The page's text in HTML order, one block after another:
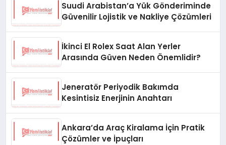
Suudi Arabistan’a Yük Gönderiminde
Güvenilir Lojistik ve Nakliye Çözümleri
İkinci El Rolex Saat Alan Yerler
Arasında Güven Neden Önemlidir?
Jeneratör Periyodik Bakımda
Kesintisiz Enerjinin Anahtarı
Ankara’da Araç Kiralama İçin Pratik
Çözümler ve İpuçları